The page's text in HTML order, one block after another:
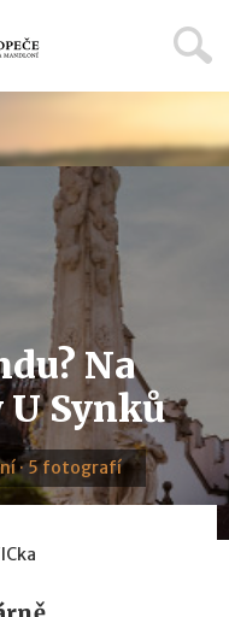
Na
Synků
· 5 fotografí